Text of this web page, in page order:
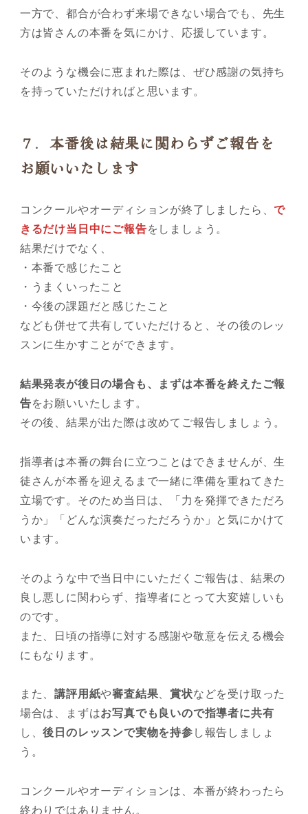
一方で、都合が合わず来場できない場合でも、先生
方は皆さんの本番を気にかけ、応援しています。
そのような機会に恵まれた際は、ぜひ感謝の気持ち
を持っていただければと思います。
７．本番後は結果に関わらずご報告を
お願いいたします
コンクールやオーディションが終了しましたら、で
きるだけ当日中にご報告をしましょう。
結果だけでなく、
・本番で感じたこと
・うまくいったこと
・今後の課題だと感じたこと
なども併せて共有していただけると、その後のレッ
スンに生かすことができます。
結果発表が後日の場合も、まずは本番を終えたご報
告をお願いいたします。
その後、結果が出た際は改めてご報告しましょう。
指導者は本番の舞台に立つことはできませんが、生
徒さんが本番を迎えるまで一緒に準備を重ねてきた
立場です。そのため当日は、「力を発揮できただろ
うか」「どんな演奏だっただろうか」と気にかけて
います。
そのような中で当日中にいただくご報告は、結果の
良し悪しに関わらず、指導者にとって大変嬉しいも
のです。
また、日頃の指導に対する感謝や敬意を伝える機会
にもなります。
また、講評用紙や審査結果、 賞状などを受け取った
場合は、まずはお写真でも良いので指導者に共有
し、後日のレッスンで実物を持参し報告しましょ
う。
コンクールやオーディションは、本番が終わったら
終わりではありません。